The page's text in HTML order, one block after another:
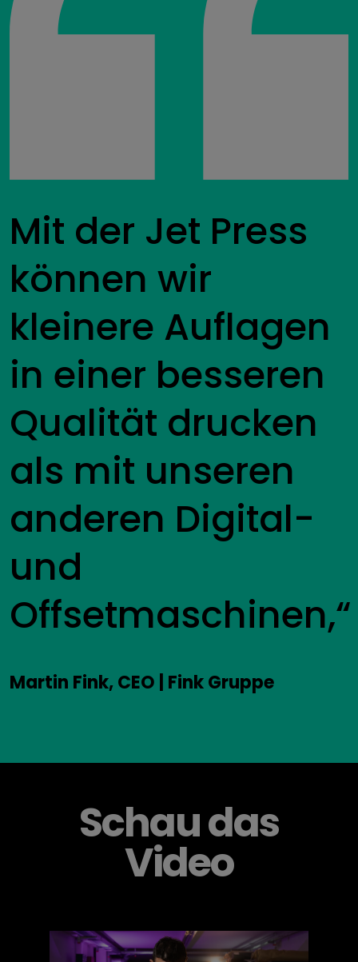
Mit der Jet Press
können wir
kleinere Auflagen
in einer besseren
Qualität drucken
als mit unseren
anderen Digital-
und
Offsetmaschinen,“
Martin Fink, CEO | Fink Gruppe
Schau das
Video